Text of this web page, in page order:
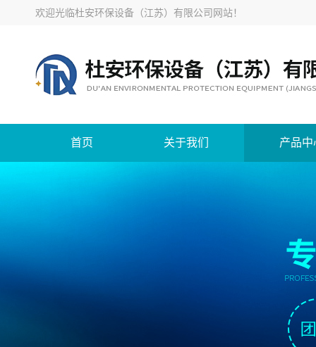
欢迎光临杜安环保设备（江苏）有限公司网站！
首页 关于我们 产品中